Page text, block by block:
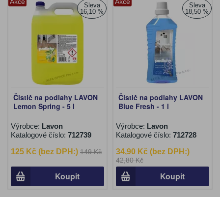
Sleva
16,10 %
Čistič na podlahy LAVON
Lemon Spring - 5 l
Výrobce: Lavon
Katalogové číslo: 712739
125 Kč (bez DPH:) 149 Kč
Koupit
Sleva
18,50 %
Čistič na podlahy LAVON
Blue Fresh - 1 l
Výrobce: Lavon
Katalogové číslo: 712728
34,90 Kč (bez DPH:)
42,80 Kč
Koupit